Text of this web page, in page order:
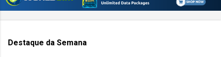
Destaque da Semana